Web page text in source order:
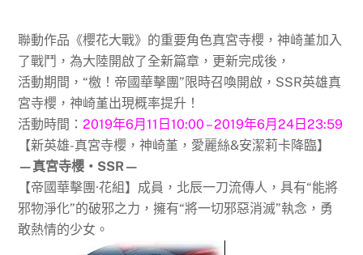
聯動作品《櫻花大戰》的重要角色真宮寺櫻，神崎堇加入
了戰鬥，為大陸開啟了全新篇章，更新完成後，
活動期間，“檄！帝國華擊團”限時召喚開啟，SSR英雄真
宮寺櫻，神崎堇出現概率提升！
活動時間：2019年6月11日10:00 – 2019年6月24日23:59
【新英雄-真宮寺櫻，神崎堇，愛麗絲&安潔莉卡降臨】
—真宮寺櫻‧SSR—
【帝國華擊團·花組】成員，北辰一刀流傳人，具有“能將
邪物淨化”的破邪之力，擁有“將一切邪惡消滅”執念，勇
敢熱情的少女。